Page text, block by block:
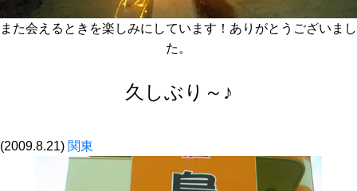
また会えるときを楽しみにしています！ありがとうございまし
た。
久しぶり～♪
(2009.8.21) 関東